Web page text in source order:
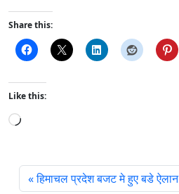
Share this:
Like this:
L
d
हिमाचल प्रदेश बजट मे हुए बडे ऐलान